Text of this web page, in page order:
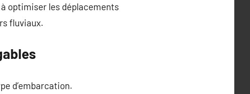
optimiser les déplacements
fluviaux.
d’embarcation.